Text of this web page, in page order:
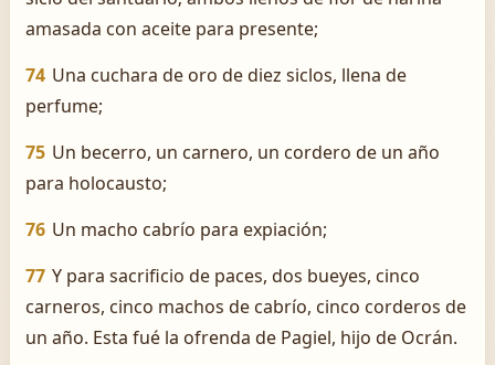
amasada con aceite para presente;
74 Una cuchara de oro de diez siclos, llena de
perfume;
75 Un becerro, un carnero, un cordero de un año
para holocausto;
76 Un macho cabrío para expiación;
77 Y para sacrificio de paces, dos bueyes, cinco
carneros, cinco machos de cabrío, cinco corderos de
un año. Esta fué la ofrenda de Pagiel, hijo de Ocrán.